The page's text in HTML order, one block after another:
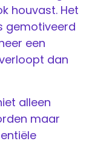
houvast. Het
gemotiveerd
een
dan
alleen
maar